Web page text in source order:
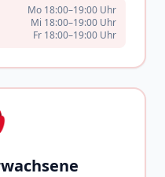
Mo 18:00–19:00 Uhr
Mi 18:00–19:00 Uhr
Fr 18:00–19:00 Uhr